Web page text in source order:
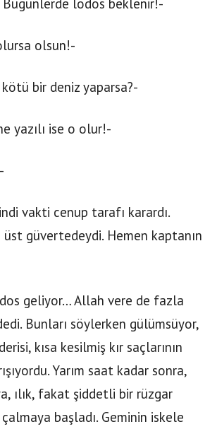
lodos beklenir!-
olsun!-
kötü bir deniz yaparsa?-
yazılı ise o olur!-
vakti cenup tarafı karardı.
üst güvertedeydi. Hemen kaptanın
geliyor… Allah vere de fazla
Bunları söylerken gülümsüyor,
kısa kesilmiş kır saçlarının
Yarım saat kadar sonra,
ılık, fakat şiddetli bir rüzgar
çalmaya başladı. Geminin iskele